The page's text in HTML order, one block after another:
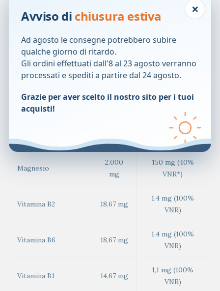
L-isoleucina 10,00 g
L-lisina 9,33 g 700 mg
L-fenilalanina 8,67 g 650 mg
L-metionina 350 mg
L-triptofano 2,67 g 200 mg
Magnesio
2.000
mg
150 mg (40%
VNR*)
Vitamina B2 18,67 mg
1,4 mg (100%
VNR)
Vitamina B6 18,67 mg
1,4 mg (100%
VNR)
Vitamina B1 14,67 mg
1,1 mg (100%
VNR)
×
Avviso di chiusura estiva
Ad agosto le consegne potrebbero subire
qualche giorno di ritardo.
Gli ordini effettuati dall'8 al 23 agosto verranno
processati e spediti a partire dal 24 agosto.
Grazie per aver scelto il nostro sito per i tuoi
acquisti!